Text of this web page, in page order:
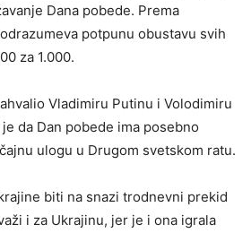
Dana pobede. Prema
potpunu obustavu svih
za 1.000.
Vladimiru Putinu i Volodimiru
da Dan pobede ima posebno
ulogu u Drugom svetskom ratu.
biti na snazi trodnevni prekid
i za Ukrajinu, jer je i ona igrala